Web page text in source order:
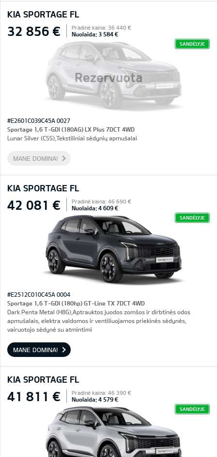
KIA SPORTAGE FL
Rezervuota
32 856 € Pradinė kaina: 36 440 €
Nuolaida: 3 584 €
SANDĖLYJE
#E2601C039C45A 0027
Sportage 1,6 T-GDI (180AG) LX Plus 7DCT 4WD
Lunar Silver (CSS),Tekstiliniai sėdynių apmušalai
MANE DOMINA!
KIA SPORTAGE FL
42 081 € Pradinė kaina: 46 690 €
Nuolaida: 4 609 €
SANDĖLYJE
#E2512C010C45A 0004
Sportage 1,6 T-GDI (180hp) GT-Line TX 7DCT 4WD
Dark Penta Metal (H8G),Aptrauktos juodos zomšos ir dirbtinės odos
apmušalais, elektra valdomos ir ventiliuojamos priekinės sėdynės,
vairuotojo sėdynė su atmintimi
MANE DOMINA!
KIA SPORTAGE FL
41 811 € Pradinė kaina: 46 390 €
Nuolaida: 4 579 €
SANDĖLYJE